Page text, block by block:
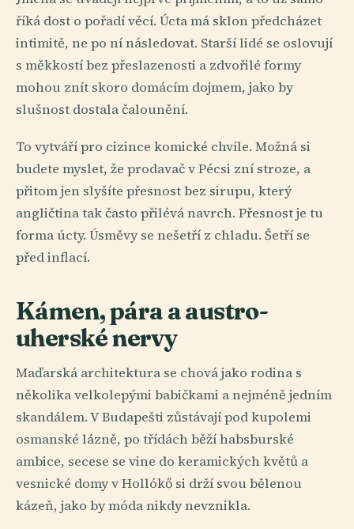
říká dost o pořadí věcí. Úcta má sklon předcházet
intimitě, ne po ní následovat. Starší lidé se oslovují
s měkkostí bez přeslazenosti a zdvořilé formy
mohou znít skoro domácím dojmem, jako by
slušnost dostala čalounění.
To vytváří pro cizince komické chvíle. Možná si
budete myslet, že prodavač v Pécsi zní stroze, a
přitom jen slyšíte přesnost bez sirupu, který
angličtina tak často přilévá navrch. Přesnost je tu
forma úcty. Úsměvy se nešetří z chladu. Šetří se
před inflací.
Kámen, pára a austro-
uherské nervy
Maďarská architektura se chová jako rodina s
několika velkolepými babičkami a nejméně jedním
skandálem. V Budapešti zůstávají pod kupolemi
osmanské lázně, po třídách běží habsburské
ambice, secese se vine do keramických květů a
vesnické domy v Hollókő si drží svou bělenou
kázeň, jako by móda nikdy nevznikla.